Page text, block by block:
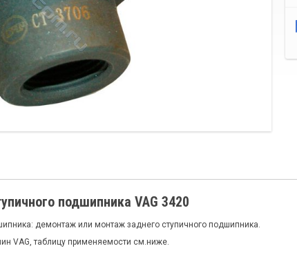
подшипника VAG 3420
демонтаж или монтаж заднего ступичного подшипника.
VAG, таблицу применяемости см.ниже.